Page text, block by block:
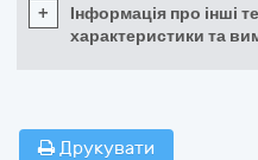
+
Інформація про інші
характеристики та
Друкувати